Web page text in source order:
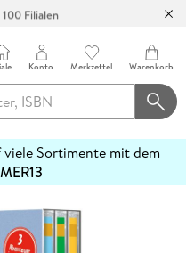
Filialen
Konto Merkzettel Warenkorb
Sortimente mit dem